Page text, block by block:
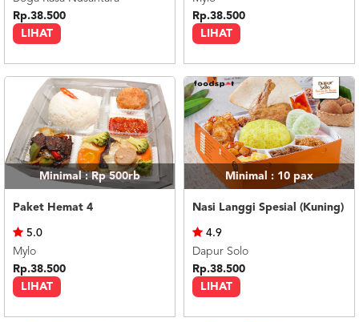
LIHAT
Rp.38.500
LIHAT
Rp.38.500
Minimal : Rp 500rb
Paket Hemat 4
LIHAT
5.0
Mylo
Rp.38.500
Minimal : 10 pax
Nasi Langgi Spesial (Kuning)
LIHAT
4.9
Dapur Solo
Rp.38.500